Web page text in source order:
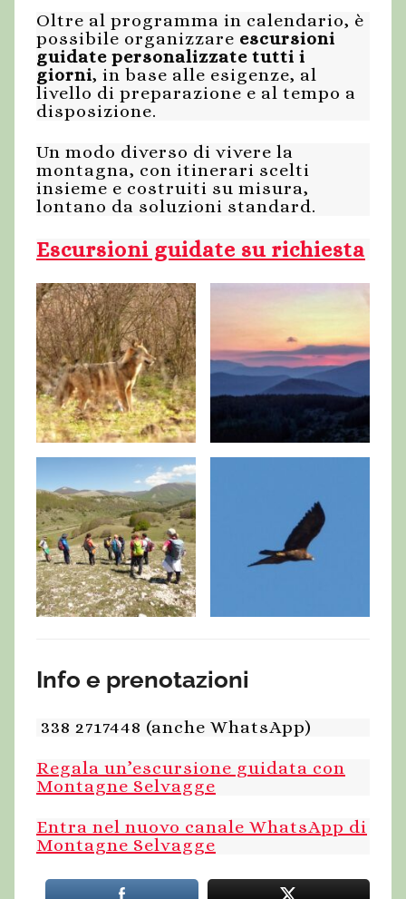
Oltre al programma in calendario, è
possibile organizzare escursioni
guidate personalizzate tutti i
giorni, in base alle esigenze, al
livello di preparazione e al tempo a
disposizione.
Un modo diverso di vivere la
montagna, con itinerari scelti
insieme e costruiti su misura,
lontano da soluzioni standard.
Escursioni guidate su richiesta
Info e prenotazioni
338 2717448 (anche WhatsApp)
Regala un’escursione guidata con
Montagne Selvagge
Entra nel nuovo canale WhatsApp di
Montagne Selvagge